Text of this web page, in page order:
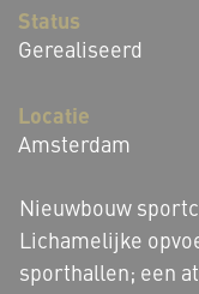
Status
Gerealiseerd
Locatie
Amsterdam
Nieuwbouw
Lichamelijke
sporthallen; een